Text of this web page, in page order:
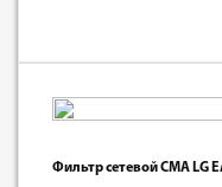
Фильтр сетевой СМА LG